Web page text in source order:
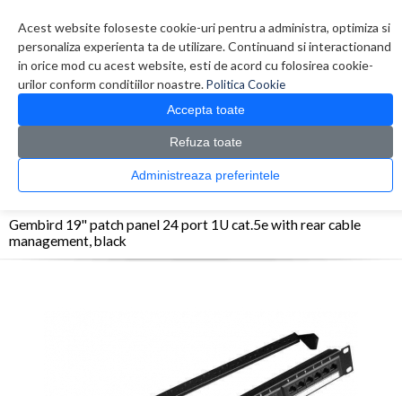
Acest website foloseste cookie-uri pentru a administra, optimiza si
personaliza experienta ta de utilizare. Continuand si interactionand
in orice mod cu acest website, esti de acord cu folosirea cookie-
urilor conform conditiilor noastre.Politica Cookie
Accepta toate
Refuza toate
Administreaza preferintele
0 produs(e)
CATALOG PRODUSE
> Accesorii Rack > Gembird 19'' patch panel 24 port 1U
Gembird 19'' patch panel 24 port 1U cat.5e with rear cable
management, black